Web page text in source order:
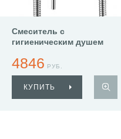
Смеситель с
гигиеническим душем
4846 РУБ.
КУПИТЬ